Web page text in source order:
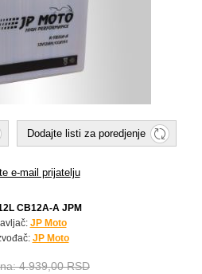
Dodajte listi za poredjenje
e-mail prijatelju
CB12A-A JPM
JP Moto
JP Moto
4.939,00 RSD